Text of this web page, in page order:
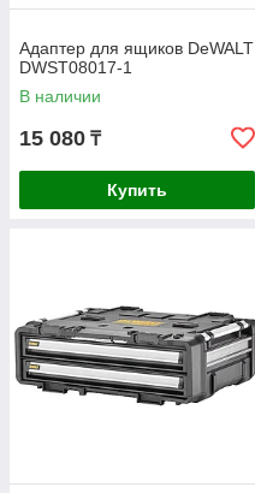
Адаптер для ящиков DeWALT
DWST08017-1
В наличии
15 080 ₸
Купить